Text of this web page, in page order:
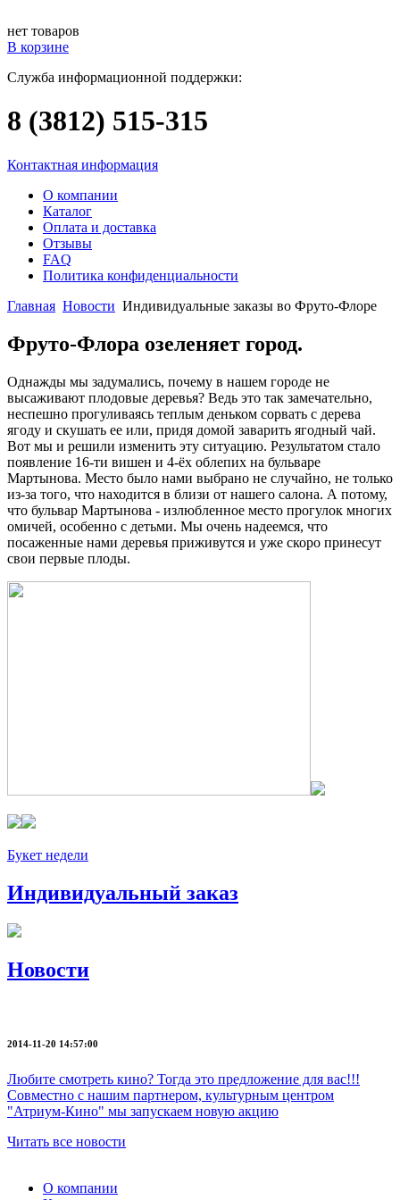
нет товаров
В корзине
Служба информационной поддержки:
8 (3812) 515-315
Контактная информация
О компании
Каталог
Оплата и доставка
Отзывы
FAQ
Политика конфиденциальности
Главная Новости Индивидуальные заказы во Фруто-Флоре
Фруто-Флора озеленяет город.
Однажды мы задумались, почему в нашем городе не
высаживают плодовые деревья? Ведь это так замечательно,
неспешно прогуливаясь теплым деньком сорвать с дерева
ягоду и скушать ее или, придя домой заварить ягодный чай.
Вот мы и решили изменить эту ситуацию. Результатом стало
появление 16-ти вишен и 4-ёх облепих на бульваре
Мартынова. Место было нами выбрано не случайно, не только
из-за того, что находится в близи от нашего салона. А потому,
что бульвар Мартынова - излюбленное место прогулок многих
омичей, особенно с детьми. Мы очень надеемся, что
посаженные нами деревья приживутся и уже скоро принесут
свои первые плоды.
Букет недели
Индивидуальный заказ
Новости
2014-11-20 14:57:00
Любите смотреть кино? Тогда это предложение для вас!!!
Совместно с нашим партнером, культурным центром
"Атриум-Кино" мы запускаем новую акцию
Читать все новости
О компании